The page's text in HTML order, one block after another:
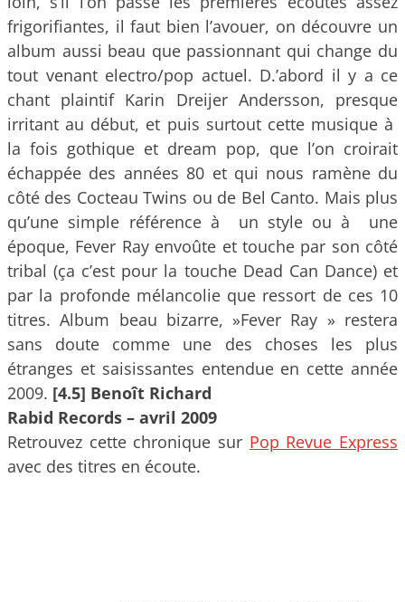
frigorifiantes, il faut bien l’avouer, on découvre un
album aussi beau que passionnant qui change du
tout venant electro/pop actuel. D.’abord il y a ce
chant plaintif Karin Dreijer Andersson, presque
irritant au début, et puis surtout cette musique à
la fois gothique et dream pop, que l’on croirait
échappée des années 80 et qui nous ramène du
côté des Cocteau Twins ou de Bel Canto. Mais plus
qu’une simple référence à un style ou à une
époque, Fever Ray envoûte et touche par son côté
tribal (ça c’est pour la touche Dead Can Dance) et
par la profonde mélancolie que ressort de ces 10
titres. Album beau bizarre, »Fever Ray » restera
sans doute comme une des choses les plus
étranges et saisissantes entendue en cette année
2009. [4.5] Benoît Richard
Rabid Records – avril 2009
Retrouvez cette chronique sur Pop Revue Express
avec des titres en écoute.